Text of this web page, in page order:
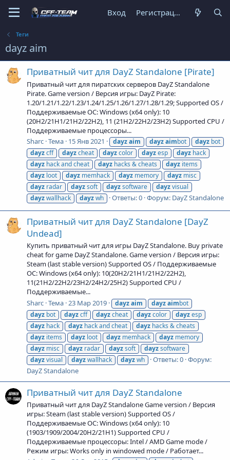
Вход Регистрация
Теги
dayz aim
Приватный чит для DayZ Standalone [Pirate]
Приватный чит для пиратских серверов DayZ Standalone
Pirate. Game version / Версия игры: DayZ Pirate:
1.20/1.21/1.22/1.23/1.24/1.25/1.26/1.27/1.28/1.29; Supported OS /
Поддерживаемые ОС: Windows (x64 only): 10
(20H2/21H1/21H2/22H2), 11 (21H2/22H2/23H2) Supported CPU /
Поддерживаемые процессоры...
Sharc Тема 15 Янв 2021 dayzaim dayzaimbot dayz bot
dayzcff dayzcheat dayzcolor dayzesp dayz hack
dayz hack and cheat dayz hacks & cheats dayz items
dayz loot dayz memhack dayz memory dayz misc
dayz radar dayzsoft dayzsoftware dayzvisual
dayzwallhack dayzwh Ответы: 0 Форум: DayZ Standalone
Приватный чит для DayZ Standalone [DayZ
Undead]
Купить приватный чит для игры DayZ Standalone. Buy private
cheat for game DayZ Standalone. Game version / Версия игры:
Steam (last stable version) Supported OS / Поддерживаемые
ОС: Windows (x64 only): 10(20H2/21H1/21H2/22H2),
11(21H2/22H2/23H2/24H2/25H2) Supported CPU /
Поддерживаемые...
Sharc Тема 23 Мар 2019 dayzaim dayzaimbot
dayz bot dayzcff dayzcheat dayzcolor dayzesp
dayz hack dayz hack and cheat dayz hacks & cheats
dayz items dayz loot dayz memhack dayz memory
dayz misc dayz radar dayzsoft dayzsoftware
dayzvisual dayzwallhack dayzwh Ответы: 0 Форум:
DayZ Standalone
Приватный чит для DayZ Standalone
Приватный чит для DayZ Standalone Game version / Версия
игры: Steam (last stable version) Supported OS /
Поддерживаемые ОС: Windows (x64 only): 10
(1903/1909/2004/20H2/21H1) Supported CPU /
Поддерживаемые процессоры: Intel / AMD Game mode /
Режим игры: Works only in windowed mode / Работает...